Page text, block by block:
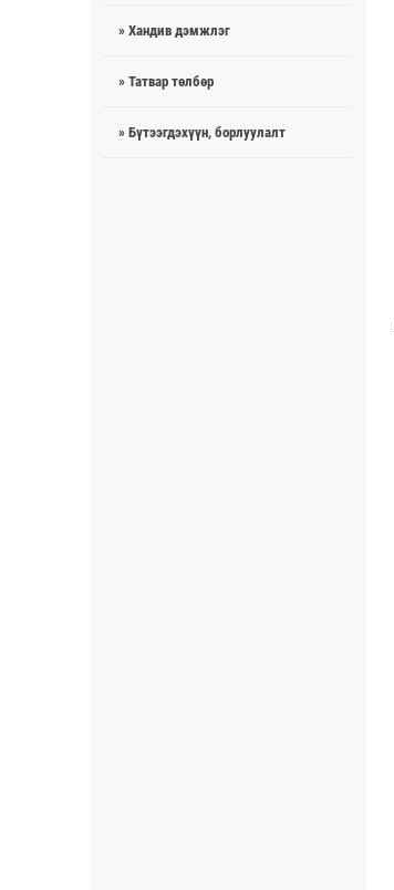
» Хандив дэмжлэг
» Татвар төлбөр
» Бүтээгдэхүүн, борлуулалт